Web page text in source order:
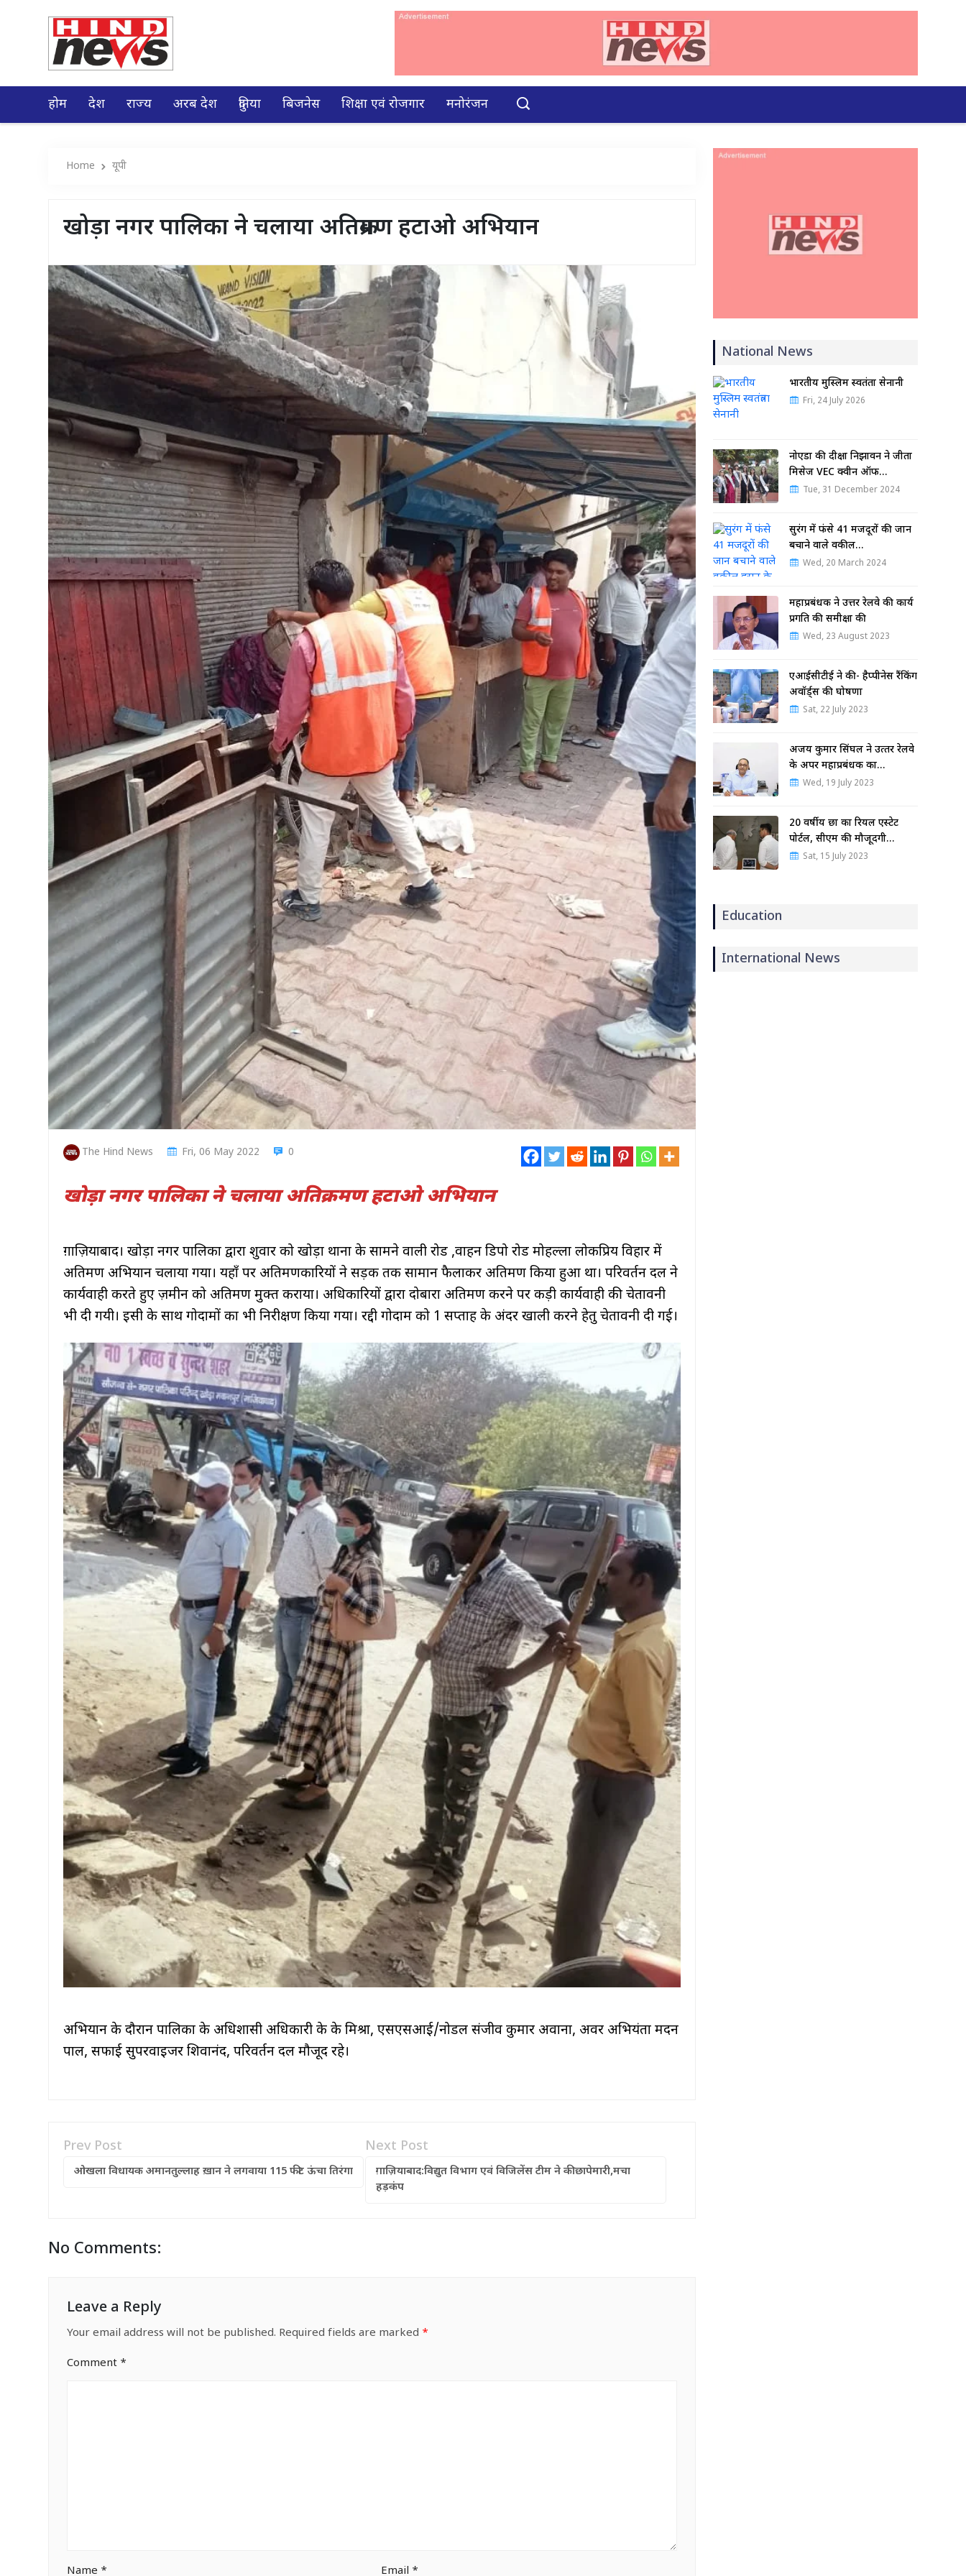
होम देश राज्य अरब देश दुनिया बिजनेस शिक्षा एवं रोजगार मनोरंजन
Home यूपी
खोड़ा नगर पालिका ने चलाया अतिक्रमण हटाओ अभियान
The Hind News Fri, 06 May 2022 0
खोड़ा नगर पालिका ने चलाया अतिक्रमण हटाओ अभियान
ग़ाज़ियाबाद। खोड़ा नगर पालिका द्वारा शुक्रवार को खोड़ा थाना के सामने वाली रोड ,वाहन डिपो रोड मोहल्ला लोकप्रिय विहार में
अतिक्रमण अभियान चलाया गया। यहाँ पर अतिक्रमणकारियों ने सड़क तक सामान फैलाकर अतिक्रमण किया हुआ था। परिवर्तन दल ने
कार्यवाही करते हुए ज़मीन को अतिक्रमण मुक्त कराया। अधिकारियों द्वारा दोबारा अतिक्रमण करने पर कड़ी कार्यवाही की चेतावनी
भी दी गयी। इसी के साथ गोदामों का भी निरीक्षण किया गया। रद्दी गोदाम को 1 सप्ताह के अंदर खाली करने हेतु चेतावनी दी गई।
अभियान के दौरान पालिका के अधिशासी अधिकारी के के मिश्रा, एसएसआई/नोडल संजीव कुमार अवाना, अवर अभियंता मदन
पाल, सफाई सुपरवाइजर शिवानंद, परिवर्तन दल मौजूद रहे।
Prev Post
ओखला विधायक अमानतुल्लाह ख़ान ने लगवाया 115 फीट ऊंचा तिरंगा
Next Post
ग़ाज़ियाबाद:विद्युत विभाग एवं विजिलेंस टीम ने की छापेमारी,मचा
हड़कंप
No Comments:
Leave a Reply
Your email address will not be published. Required fields are marked *
Comment *
Name * Email *
National News
भारतीय मुस्लिम स्वतंत्रता सेनानी
Fri, 24 July 2026
नोएडा की दीक्षा निझावन ने जीता
मिसेज VEC क्वीन ऑफ…
Tue, 31 December 2024
सुरंग में फंसे 41 मजदूरों की जान
बचाने वाले वकील…
Wed, 20 March 2024
महाप्रबंधक ने उत्तर रेलवे की कार्य
प्रगति की समीक्षा की
Wed, 23 August 2023
एआईसीटीई ने की- हैप्पीनेस रैंकिंग
अवॉर्ड्स की घोषणा
Sat, 22 July 2023
अजय कुमार सिंघल ने उत्‍तर रेलवे
के अपर महाप्रबंधक का…
Wed, 19 July 2023
20 वर्षीय छात्र का रियल एस्टेट
पोर्टल, सीएम की मौजूदगी…
Sat, 15 July 2023
Education
International News